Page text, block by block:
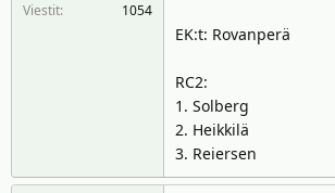
Viestit
1054
EK:t: Rovanperä
RC2:
1. Solberg
2. Heikkilä
3. Reiersen